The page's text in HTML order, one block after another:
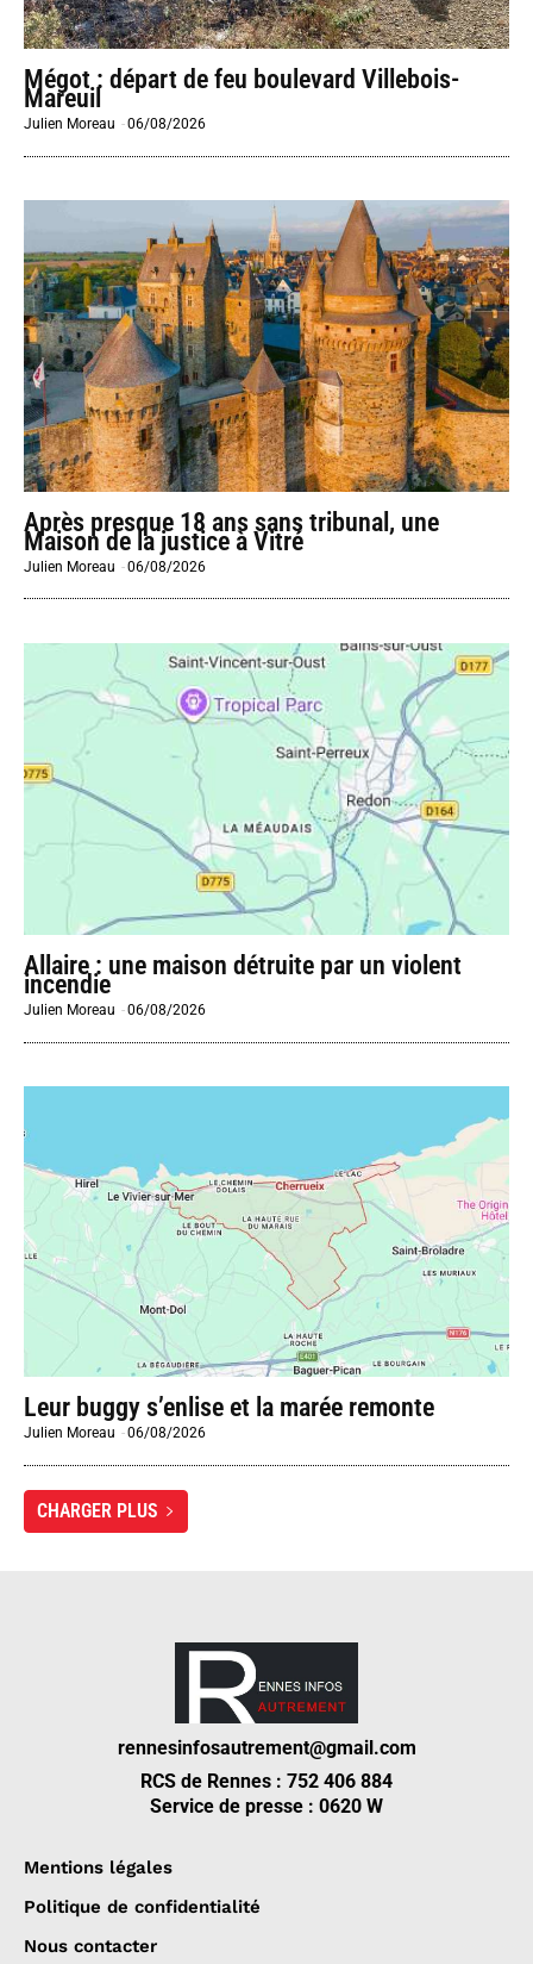
Mégot : départ de feu boulevard Villebois-
Mareuil
Julien Moreau -06/08/2026
Après presque 18 ans sans tribunal, une
Maison de la justice à Vitré
Julien Moreau -06/08/2026
Allaire : une maison détruite par un violent
incendie
Julien Moreau -06/08/2026
Leur buggy s’enlise et la marée remonte
Julien Moreau -06/08/2026
CHARGER PLUS
rennesinfosautrement@gmail.com
RCS de Rennes : 752 406 884
Service de presse : 0620 W
Mentions légales
Politique de confidentialité
Nous contacter